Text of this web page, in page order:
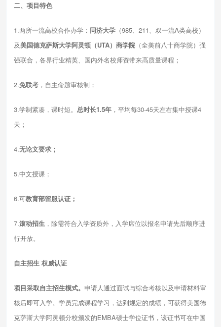
二、项目特色
1.两所一流高校合作办学： 同济大学 （985、211、双一流A类高校）
及美国德克萨斯大学阿灵顿（UTA）商学院 （全美前八十商学院）强
强联合，各界行业精英、国内外名校师资带来高质量课程；
2.免联考 ，自主命题审核制；
3.学制紧凑，课时短。 总时长1.5年 ，平均每30-45天左右集中授课4
天；
4.无论文要求；
5.中文授课；
6.可教育部留服认证；
7.滚动招生 ，除需符合入学资质外，入学席位以报名申请先后顺序进
行开放。
自主招生 权威认证
项目采取自主招生模式。 申请人通过面试与综合考核以及申请材料审
核后即可入学。学员完成课程学习，达到规定的成绩，可获得美国德
克萨斯大学阿灵顿分校颁发的EMBA硕士学位证书，该证书可在中国